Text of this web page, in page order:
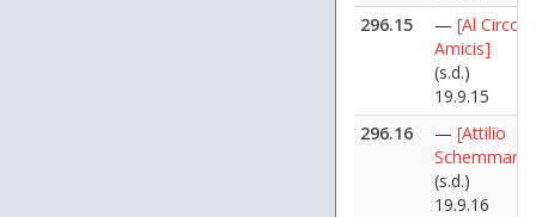
296.15
— [Al
Amicis]
(s.d.)
19.9.15
296.16
— [Attilio
Schemmari]
(s.d.)
19.9.16